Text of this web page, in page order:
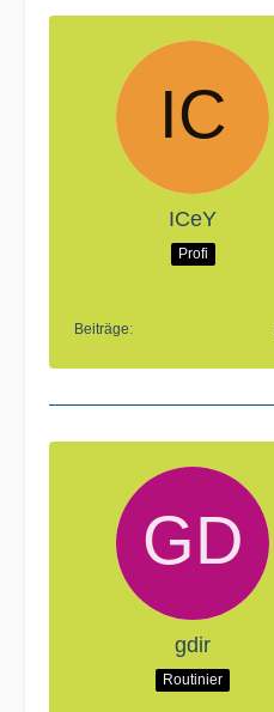
ICeY
Profi
Beiträge
gdir
Routinier